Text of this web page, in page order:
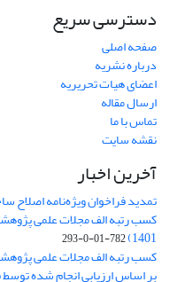
دسترسی سریع
صفحه اصلی
درباره نشریه
اعضای هیات تحریریه
ارسال مقاله
تماس با ما
نقشه سایت
آخرین اخبار
تمدید فراخوان ویژه‌نامه اصلاح
1401)
782-01-0-293
کسب رتبه الف مجلات علمی پژوهشی